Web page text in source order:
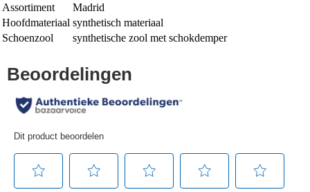
Assortiment
Madrid
Hoofdmateriaal synthetisch materiaal
Schoenzool
synthetische zool met schokdemper